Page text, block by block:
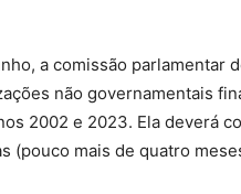
a comissão
não governamentais
2002 e 2023. Ela deverá
(pouco mais de quatro